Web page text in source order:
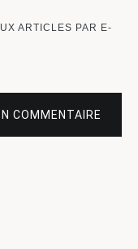
ARTICLES PAR E-
COMMENTAIRE